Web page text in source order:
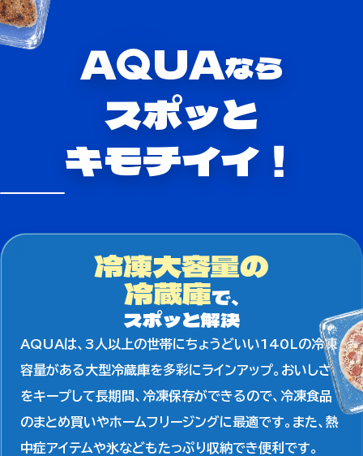
A UAなら
スポッと
キモチイイ！
冷凍大容量の
冷蔵庫で、
スポッと解決
AQUAは、3人以上の世帯にちょうどいい140Lの冷凍
容量がある大型冷蔵庫を多彩にラインアップ。おいしさ
をキープして長期間、冷凍保存ができるので、冷凍食品
のまとめ買いやホームフリージングに最適です。また、熱
中症アイテムや氷などもたっぷり収納でき便利です。